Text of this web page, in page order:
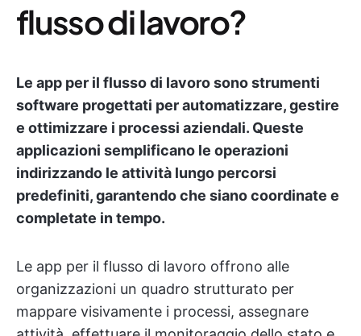
flusso di lavoro?
Le app per il flusso di lavoro sono strumenti
software progettati per automatizzare, gestire
e ottimizzare i processi aziendali. Queste
applicazioni semplificano le operazioni
indirizzando le attività lungo percorsi
predefiniti, garantendo che siano coordinate e
completate in tempo.
Le app per il flusso di lavoro offrono alle
organizzazioni un quadro strutturato per
mappare visivamente i processi, assegnare